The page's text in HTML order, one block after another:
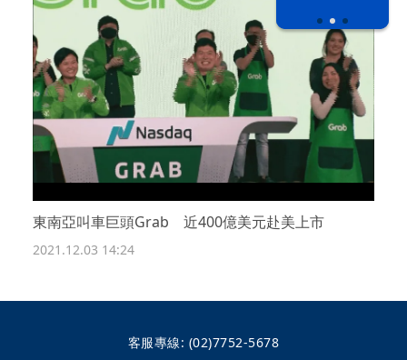
東南亞叫車巨頭Grab 近400億美元赴美上市
2021.12.03 14:24
客服專線: (02)7752-5678